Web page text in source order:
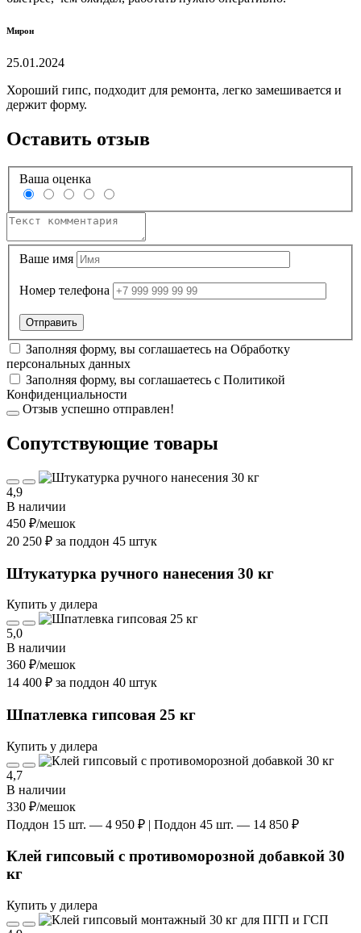
Мирон
25.01.2024
Хороший гипс, подходит для ремонта, легко замешивается и
держит форму.
Оставить отзыв
Ваша оценка
Ваше имя
Номер телефона
Заполняя форму, вы соглашаетесь на Обработку
персональных данных
Заполняя форму, вы соглашаетесь с Политикой
Конфиденциальности
Отзыв успешно отправлен!
Cопутствующие товары
4,9
В наличии
450 ₽/мешок
20 250 ₽ за поддон 45 штук
Штукатурка ручного нанесения 30 кг
Купить у дилера
5,0
В наличии
360 ₽/мешок
14 400 ₽ за поддон 40 штук
Шпатлевка гипсовая 25 кг
Купить у дилера
4,7
В наличии
330 ₽/мешок
Поддон 15 шт. — 4 950 ₽ | Поддон 45 шт. — 14 850 ₽
Клей гипсовый с противоморозной добавкой 30
кг
Купить у дилера